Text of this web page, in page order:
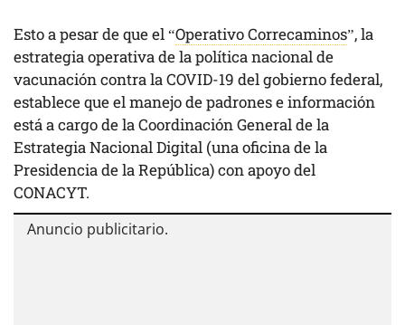
Esto a pesar de que el “Operativo Correcaminos”, la
estrategia operativa de la política nacional de
vacunación contra la COVID-19 del gobierno federal,
establece que el manejo de padrones e información
está a cargo de la Coordinación General de la
Estrategia Nacional Digital (una oficina de la
Presidencia de la República) con apoyo del
CONACYT.